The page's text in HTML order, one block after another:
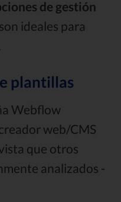
de gestión
ideales para
plantillas
Webflow
web/CMS
que otros
analizados -